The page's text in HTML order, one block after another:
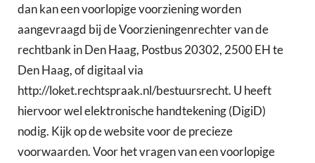
dan kan een voorlopige voorziening worden
aangevraagd bij de Voorzieningenrechter van de
rechtbank in Den Haag, Postbus 20302, 2500 EH te
Den Haag, of digitaal via
http://loket.rechtspraak.nl/bestuursrecht. U heeft
hiervoor wel elektronische handtekening (DigiD)
nodig. Kijk op de website voor de precieze
voorwaarden. Voor het vragen van een voorlopige